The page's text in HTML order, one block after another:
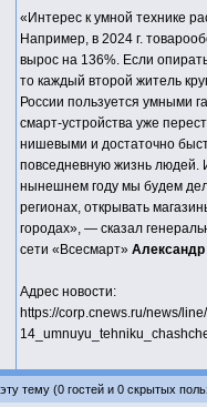
«Интерес к умной технике
Например, в 2024 г.
вырос на 136%. Если
то каждый второй житель
России пользуется умными
смарт-устройства уже
нишевыми и достаточно
повседневную жизнь людей.
нынешнем году мы будем
регионах, открывать
городах», — сказал
сети «Всесмарт»
Адрес новости:
https://corp.cnews.ru/news/
тему (0 гостей и 0 скрытых